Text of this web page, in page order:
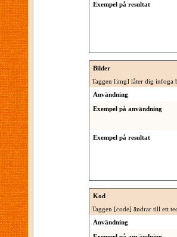
Exempel på resultat
Bilder
Taggen [img] låter dig infoga
Användning
Exempel på användning
Exempel på resultat
Kod
Taggen [code] ändrar till ett
Användning